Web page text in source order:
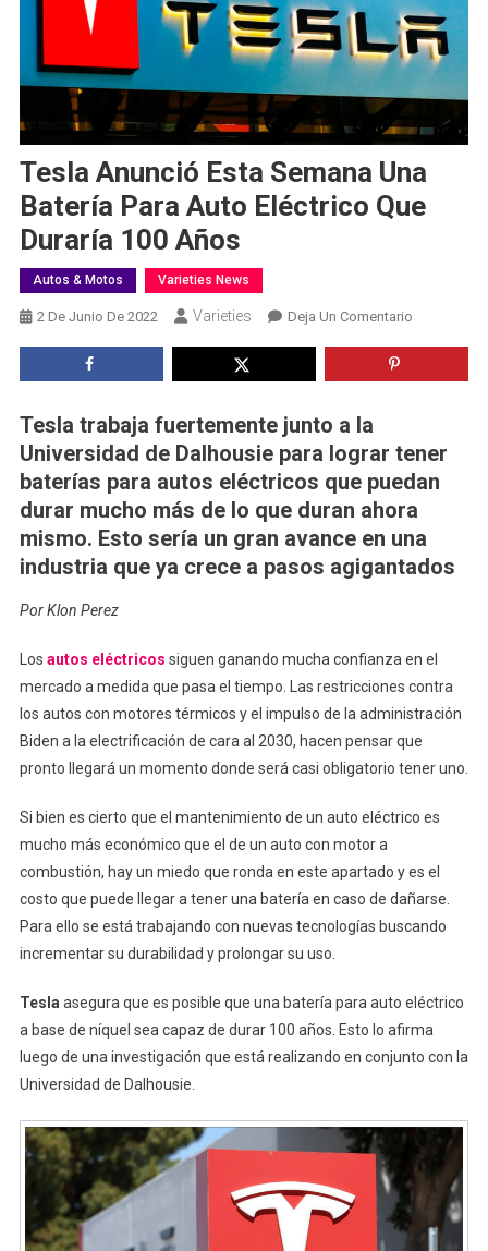
Tesla Anunció Esta Semana Una
Batería Para Auto Eléctrico Que
Duraría 100 Años
Autos & Motos Varieties News
2 De Junio De 2022 Varieties Deja Un ComentarioEn
Batería
Para
Auto
Eléctrico
Que
Tesla trabaja fuertemente junto a la
Universidad de Dalhousie para lograr tener
baterías para autos eléctricos que puedan
durar mucho más de lo que duran ahora
mismo. Esto sería un gran avance en una
industria que ya crece a pasos agigantados
Por Klon Perez
Los autos eléctricos siguen ganando mucha confianza en el
mercado a medida que pasa el tiempo. Las restricciones contra
los autos con motores térmicos y el impulso de la administración
Biden a la electrificación de cara al 2030, hacen pensar que
pronto llegará un momento donde será casi obligatorio tener uno.
Si bien es cierto que el mantenimiento de un auto eléctrico es
mucho más económico que el de un auto con motor a
combustión, hay un miedo que ronda en este apartado y es el
costo que puede llegar a tener una batería en caso de dañarse.
Para ello se está trabajando con nuevas tecnologías buscando
incrementar su durabilidad y prolongar su uso.
Tesla asegura que es posible que una batería para auto eléctrico
a base de níquel sea capaz de durar 100 años. Esto lo afirma
luego de una investigación que está realizando en conjunto con la
Universidad de Dalhousie.